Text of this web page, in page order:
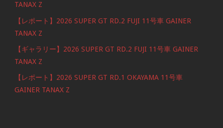
TANAX Z
【レポート】2026 SUPER GT RD.2 FUJI 11号車 GAINER
TANAX Z
【ギャラリー】2026 SUPER GT RD.2 FUJI 11号車 GAINER
TANAX Z
【レポート】2026 SUPER GT RD.1 OKAYAMA 11号車
GAINER TANAX Z